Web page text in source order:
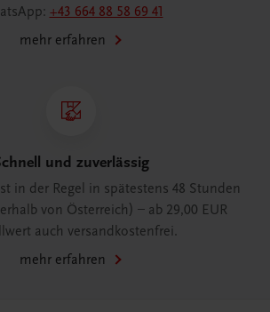
+43 664 88 58 69 41
mehr erfahren
und zuverlässig
in der Regel in spätestens 48 Stunden
von Österreich) – ab 29,00 EUR
auch versandkostenfrei.
mehr erfahren